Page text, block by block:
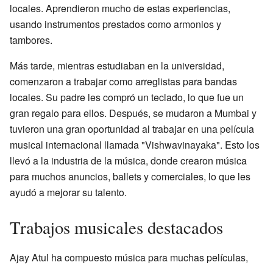
locales. Aprendieron mucho de estas experiencias,
usando instrumentos prestados como armonios y
tambores.
Más tarde, mientras estudiaban en la universidad,
comenzaron a trabajar como arreglistas para bandas
locales. Su padre les compró un teclado, lo que fue un
gran regalo para ellos. Después, se mudaron a Mumbai y
tuvieron una gran oportunidad al trabajar en una película
musical internacional llamada "Vishwavinayaka". Esto los
llevó a la industria de la música, donde crearon música
para muchos anuncios, ballets y comerciales, lo que les
ayudó a mejorar su talento.
Trabajos musicales destacados
Ajay Atul ha compuesto música para muchas películas,